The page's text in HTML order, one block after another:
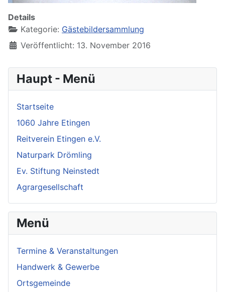
Haupt - Menü
Startseite
1060 Jahre Etingen
Reitverein Etingen e.V.
Naturpark Drömling
Ev. Stiftung Neinstedt
Agrargesellschaft
Menü
Termine & Veranstaltungen
Handwerk & Gewerbe
Ortsgemeinde
Details
Kategorie: Gästebildersammlung
Veröffentlicht: 13. November 2016